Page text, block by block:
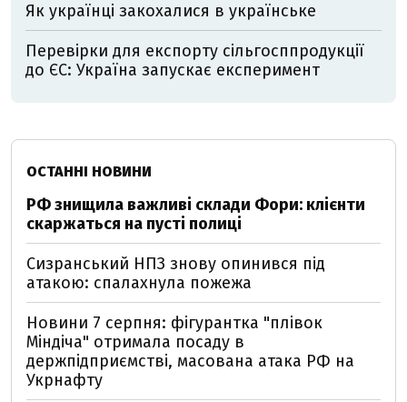
Як українці закохалися в українське
Перевірки для експорту сільгосппродукції
до ЄС: Україна запускає експеримент
ОСТАННІ НОВИНИ
РФ знищила важливі склади Фори: клієнти
скаржаться на пусті полиці
Сизранський НПЗ знову опинився під
атакою: спалахнула пожежа
Новини 7 серпня: фігурантка "плівок
Міндіча" отримала посаду в
держпідприємстві, масована атака РФ на
Укрнафту